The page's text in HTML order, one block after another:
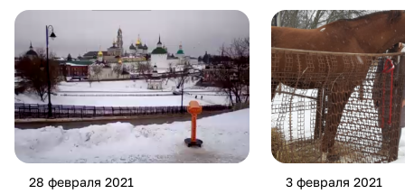
28 февраля 2021 3 февраля 2021